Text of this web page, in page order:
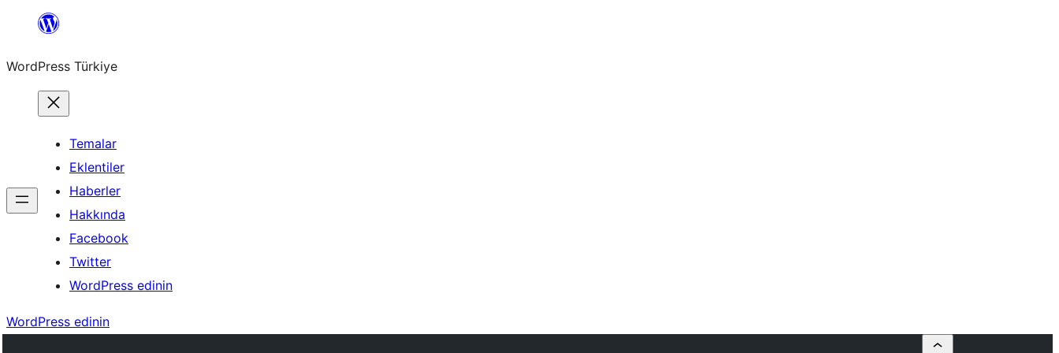
İçeriğe
WordPress Türkiye
Temalar
Eklentiler
Haberler
Hakkında
Facebook
Twitter
WordPress edinin
WordPress edinin